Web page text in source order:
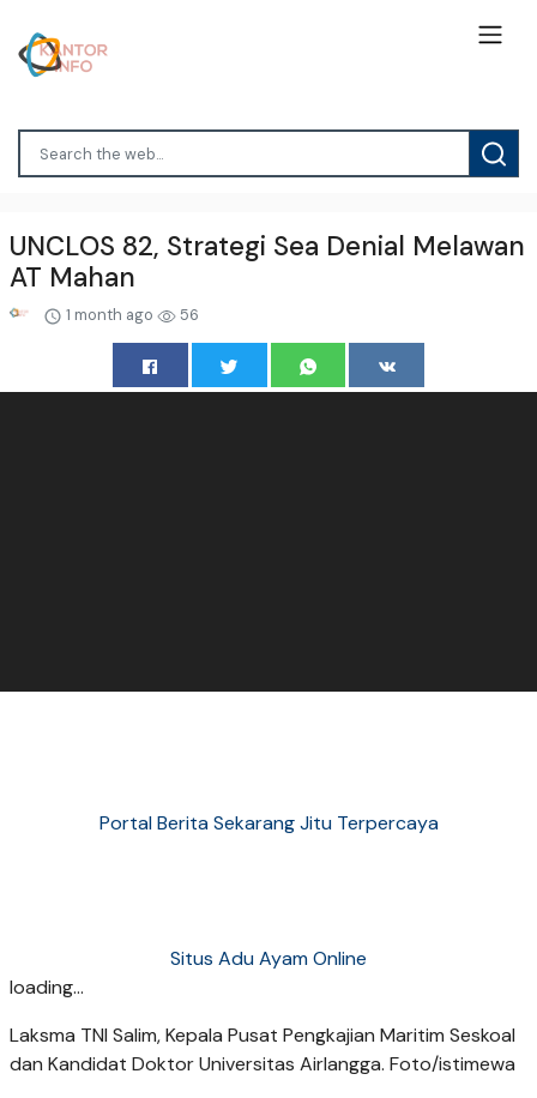
UNCLOS 82, Strategi Sea Denial Melawan
AT Mahan
1 month ago 56
Portal Berita Sekarang Jitu Terpercaya
Situs Adu Ayam Online
loading...
Laksma TNI Salim, Kepala Pusat Pengkajian Maritim Seskoal
dan Kandidat Doktor Universitas Airlangga. Foto/istimewa